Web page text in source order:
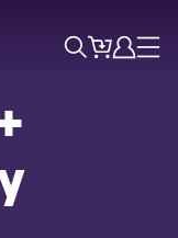
ZoekTicketsAccount
Menu